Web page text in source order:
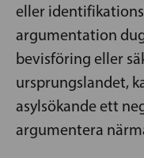
eller
argumentation
bevisföring eller
ursprungslandet,
asylsökande ett
argumentera